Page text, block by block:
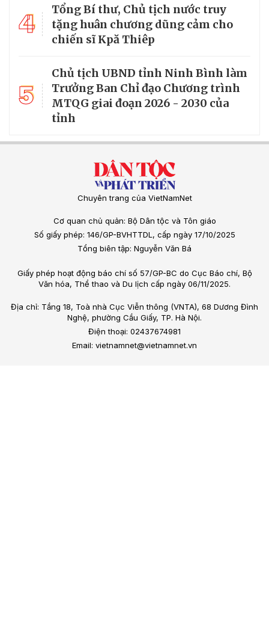
4
Tổng Bí thư, Chủ tịch nước truy
tặng huân chương dũng cảm cho
chiến sĩ Kpă Thiêp
5
Chủ tịch UBND tỉnh Ninh Bình làm
Trưởng Ban Chỉ đạo Chương trình
MTQG giai đoạn 2026 - 2030 của
tỉnh
Chuyên trang của VietNamNet
Cơ quan chủ quản: Bộ Dân tộc và Tôn giáo
Số giấy phép: 146/GP-BVHTTDL, cấp ngày 17/10/2025
Tổng biên tập: Nguyễn Văn Bá
Giấy phép hoạt động báo chí số 57/GP-BC do Cục Báo chí, Bộ
Văn hóa, Thể thao và Du lịch cấp ngày 06/11/2025.
Địa chỉ: Tầng 18, Toà nhà Cục Viễn thông (VNTA), 68 Dương Đình
Nghệ, phường Cầu Giấy, TP. Hà Nội.
Điện thoại: 02437674981
Email: vietnamnet@vietnamnet.vn